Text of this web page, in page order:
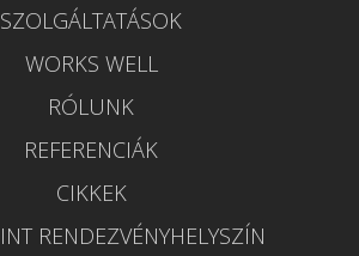
SZOLGÁLTATÁSOK
WORKS WELL
RÓLUNK
REFERENCIÁK
CIKKEK
RENDEZVÉNYHELYSZÍN